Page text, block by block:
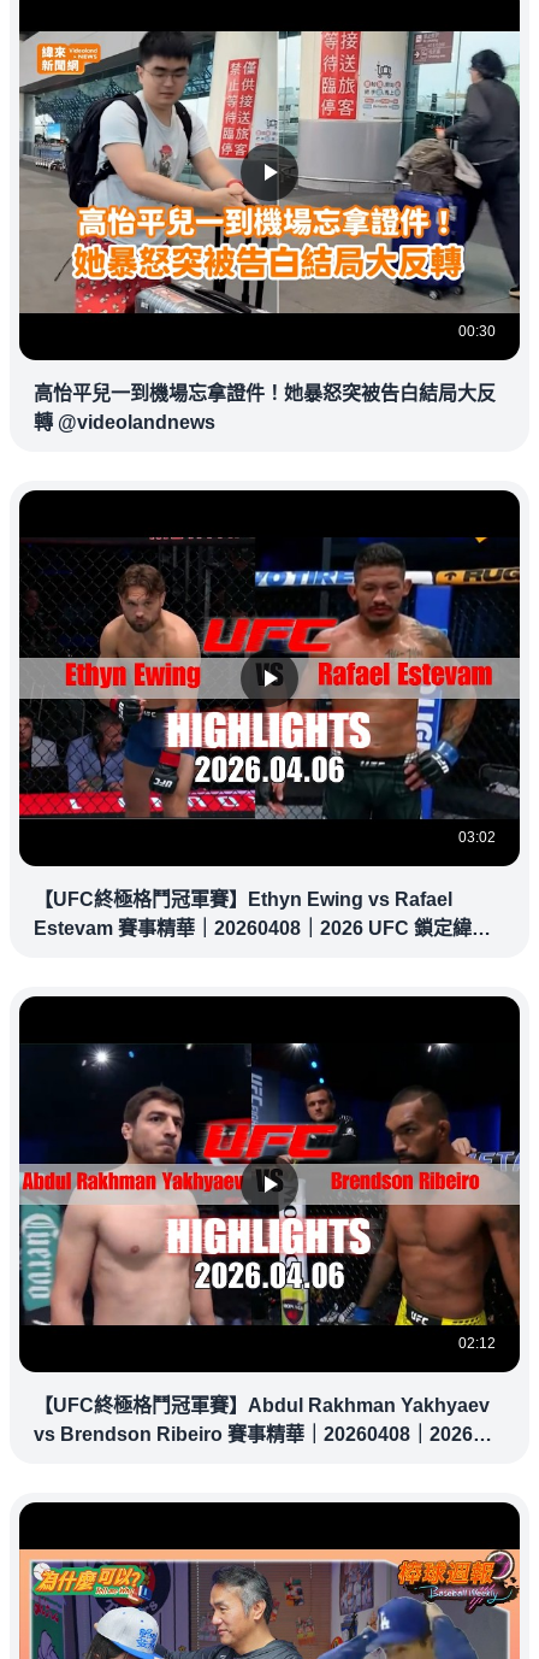
00:30
高怡平兒一到機場忘拿證件！她暴怒突被告白結局大反
轉 @videolandnews
03:02
【UFC終極格鬥冠軍賽】Ethyn Ewing vs Rafael
Estevam 賽事精華｜20260408｜2026 UFC 鎖定緯
02:12
【UFC終極格鬥冠軍賽】Abdul Rakhman Yakhyaev
vs Brendson Ribeiro 賽事精華｜20260408｜2026